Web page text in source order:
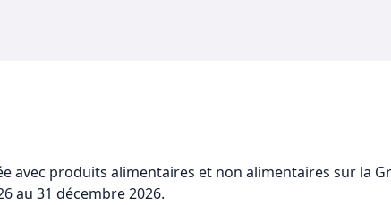
avec produits alimentaires et non alimentaires sur la
au 31 décembre 2026.